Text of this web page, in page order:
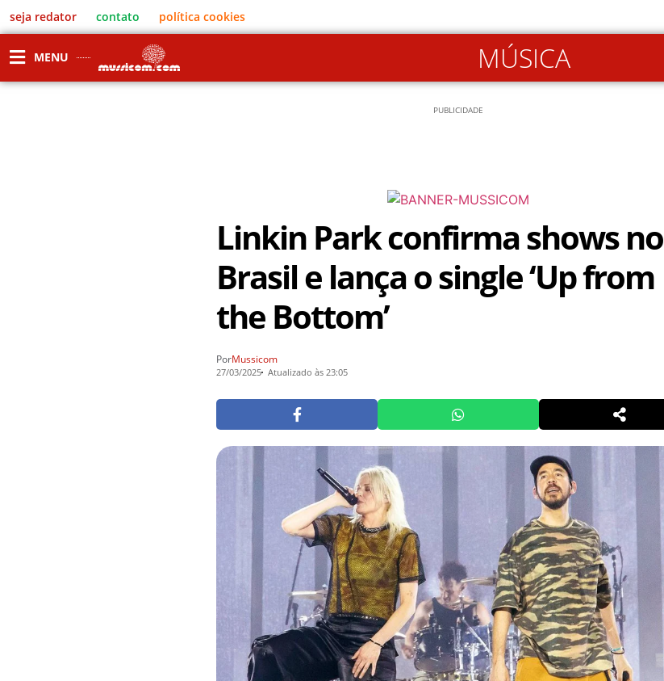
seja redator contato política cookies
MENU MÚSICA
PUBLICIDADE
Linkin Park confirma shows no
Brasil e lança o single ‘Up from
the Bottom’
PorMussicom
27/03/2025 Atualizado às 23:05